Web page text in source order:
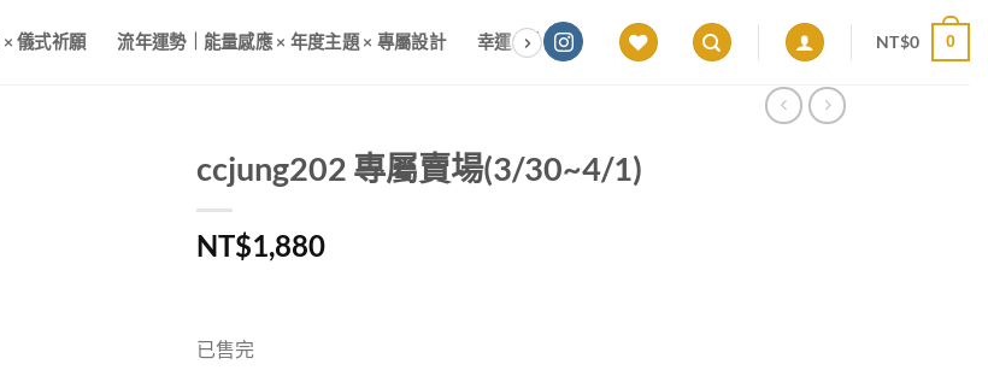
儀式祈願 流年運勢｜能量感應 × 年度主題 × 專屬設計 幸運色｜能量感應 × 色彩頻率 × 專屬設計 願望顯化｜意圖啟動
NT$0 0
ccjung202 專屬賣場(3/30~4/1)
NT$1,880
已售完